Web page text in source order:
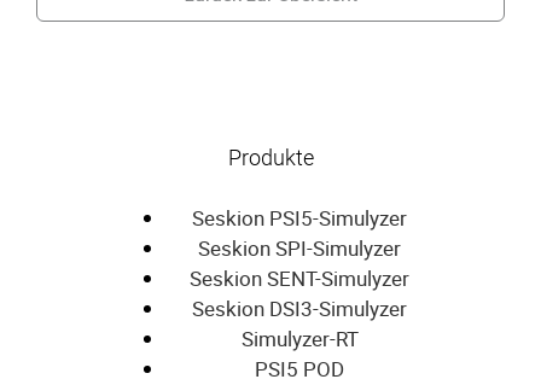
Produkte
Seskion PSI5-Simulyzer
Seskion SPI-Simulyzer
Seskion SENT-Simulyzer
Seskion DSI3-Simulyzer
Simulyzer-RT
PSI5 POD